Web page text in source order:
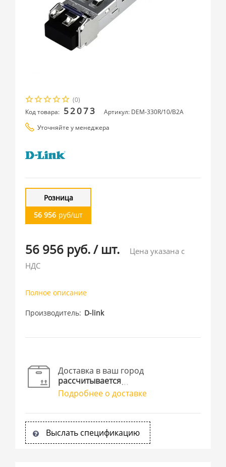
(0)
Код товара: 52073
Артикул: DEM-330R/10/B2A
Уточняйте у менеджера
Розница
56 956 руб/шт
56 956 руб./ шт.
Цена указана с
НДС
Полное описание
Производитель D-link
Доставка в ваш город
рассчитывается
Подробнее о доставке
Выслать спецификацию